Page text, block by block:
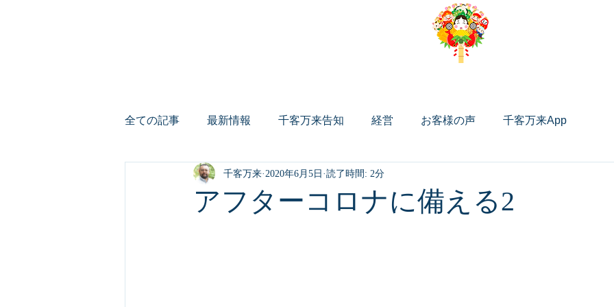
全ての記事 最新情報 千客万来告知 経営 お客様の声 千客万来App
デジタル化・AI導入補助金（旧IT導入補助金）
アフターコロナに備える2
千客万来 2020年6月5日 読了時間: 2分